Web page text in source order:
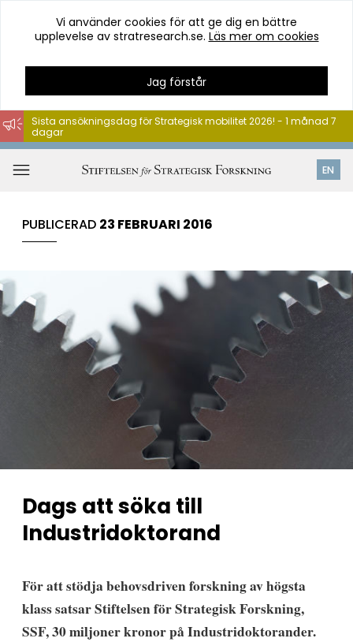
Hoppa
till
innehåll
Vi använder cookies för att ge dig en bättre
upplevelse av stratresearch.se. Läs mer om cookies
Jag förstår
EN
Sista ansökningsdag för Strategisk mobilitet 2026! - 1 månad 7
dagar
PUBLICERAD 23 FEBRUARI 2016
Dags att söka till
Industridoktorand
För att stödja behovsdriven forskning av högsta
klass satsar Stiftelsen för Strategisk Forskning,
SSF, 30 miljoner kronor på Industridoktorander.